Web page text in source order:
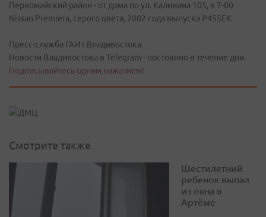
Первомайский район - от дома по ул. Калинина 105, в 7-00
Nissan Premiera, серого цвета, 2002 года выпуска Р455ЕК
Пресс-cлужба ГАИ г.Владивостока.
Новости Владивостока в Telegram - постоянно в течение дня.
Подписывайтесь одним нажатием!
Смотрите также
Шестилетний
ребенок выпал
из окна в
Артёме